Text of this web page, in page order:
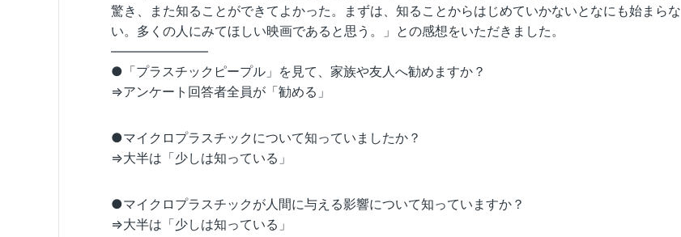
驚き、また知ることができてよかった。まずは、知ることからはじめていかないとなにも始まらな
い。多くの人にみてほしい映画であると思う。」との感想をいただきました。
———————–
●「プラスチックピープル」を見て、家族や友人へ勧めますか？
⇒アンケート回答者全員が「勧める」
●マイクロプラスチックについて知っていましたか？
⇒大半は「少しは知っている」
●マイクロプラスチックが人間に与える影響について知っていますか？
⇒大半は「少しは知っている」